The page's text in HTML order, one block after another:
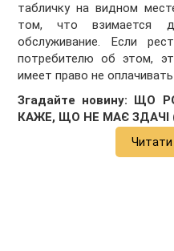
табличку на видном
том, что взимается
обслуживание. Если
потребителю об этом,
имеет право не
Згадайте новину: ЩО
КАЖЕ, ЩО НЕ МАЄ ЗДАЧІ